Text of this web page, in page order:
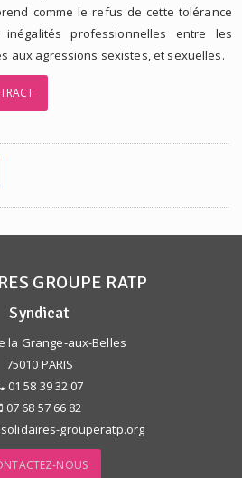
comme le refus de cette tolérance
professionnelles entre les
aux agressions sexistes, et sexuelles.
GROUPE RATP
Syndicat
la Grange-aux-Belles
75010 PARIS
01 58 39 32 07
07 68 57 66 82
grouperatp.org
NOUS